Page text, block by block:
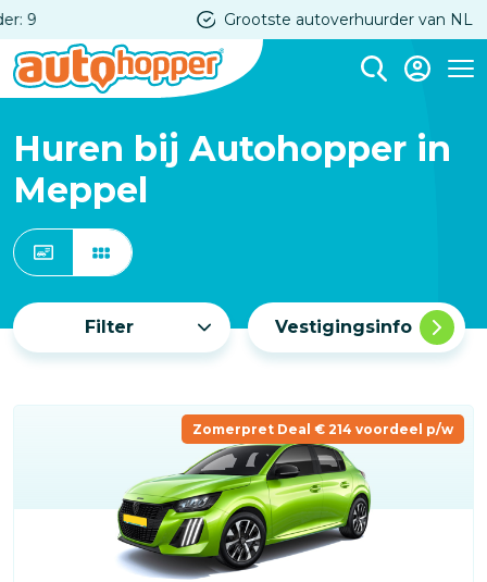
Overslaan
en
naar
inhoud
gaan
Grootste autoverhuurder van NL
Huren bij Autohopper in
Meppel
Filter Vestigingsinfo
Zomerpret Deal € 214 voordeel p/w